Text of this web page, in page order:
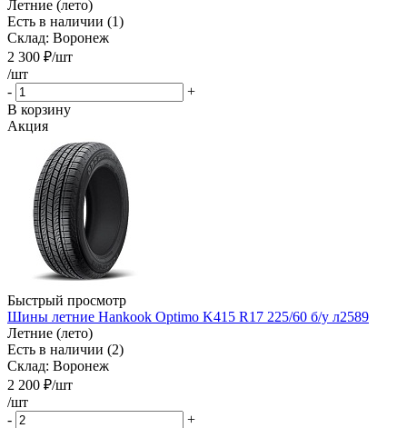
Летние (лето)
Есть в наличии (1)
Склад: Воронеж
2 300 ₽/шт
/шт
-
+
В корзину
Акция
Быстрый просмотр
Шины летние Hankook Optimo K415 R17 225/60 б/у л2589
Летние (лето)
Есть в наличии (2)
Склад: Воронеж
2 200 ₽/шт
/шт
-
+